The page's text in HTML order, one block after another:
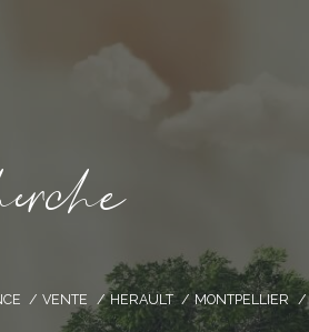
ece
VENTE HERAULT MONTPELLIER